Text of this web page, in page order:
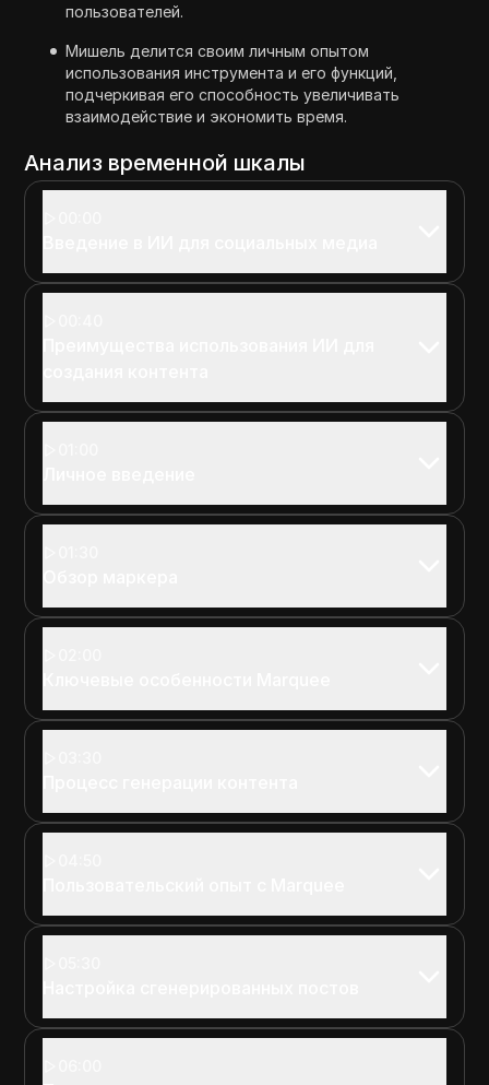
пользователей.
Мишель делится своим личным опытом
использования инструмента и его функций,
подчеркивая его способность увеличивать
взаимодействие и экономить время.
Анализ временной шкалы